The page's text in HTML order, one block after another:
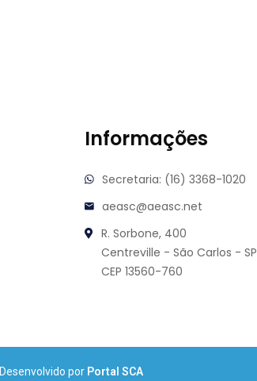
Informações
Secretaria: (16) 3368-1020
aeasc@aeasc.net
R. Sorbone, 400
Centreville - São Carlos - SP
CEP 13560-760
. Desenvolvido por Portal SCA